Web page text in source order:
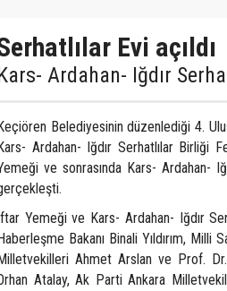
Evi açıldı
Ardahan- Iğdır
Belediyesinin düzenlediği 4.
Ardahan- Iğdır Serhatlılar Birliği
ve sonrasında Kars- Ardahan-
Yemeği ve Kars- Ardahan- Iğdır
Bakanı Binali Yıldırım, Milli
Ahmet Arslan ve Prof.
Atalay, Ak Parti Ankara